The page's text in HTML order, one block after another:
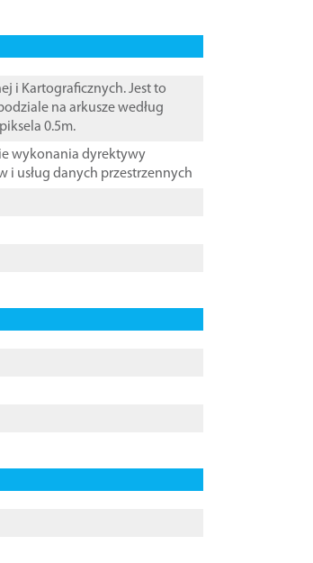
i Kartograficznych. Jest to
na arkusze według
0.5m.
wykonania dyrektywy
i usług danych przestrzennych